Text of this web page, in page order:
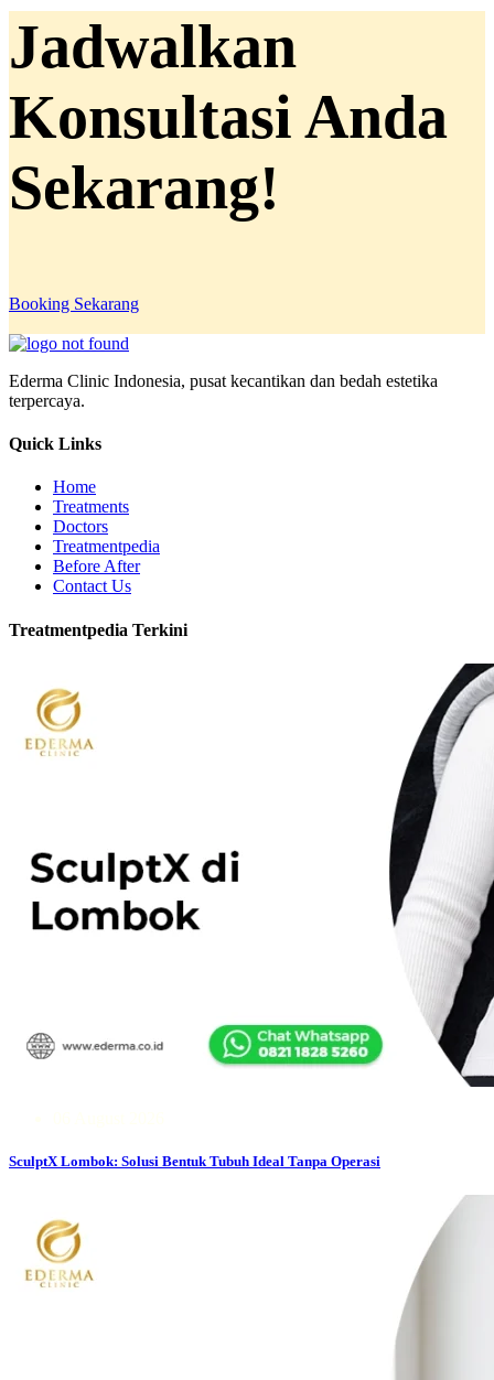
Jadwalkan
Konsultasi Anda
Sekarang!
Booking Sekarang
Ederma Clinic Indonesia, pusat kecantikan dan bedah estetika
terpercaya.
Quick Links
Home
Treatments
Doctors
Treatmentpedia
Before After
Contact Us
Treatmentpedia Terkini
SculptX Lombok: Solusi Bentuk Tubuh Ideal Tanpa Operasi